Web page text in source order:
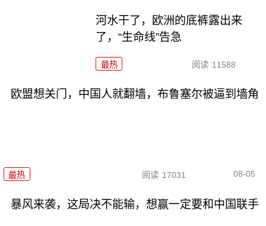
河水干了，欧洲的底裤露出来
了，“生命线”告急
最热 阅读 11588
欧盟想关门，中国人就翻墙，布鲁塞尔被逼到墙角
最热 阅读 17031 08-05
暴风来袭，这局决不能输，想赢一定要和中国联手